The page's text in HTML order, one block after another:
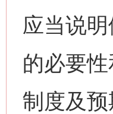
应当说
的必要
制度及